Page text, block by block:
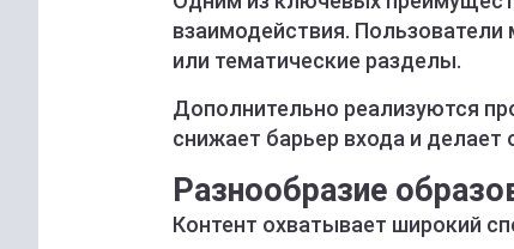
взаимодействия.
или тематические разделы.
Дополнительно реализуются
снижает барьер входа и
Разнообразие
Контент охватывает широкий